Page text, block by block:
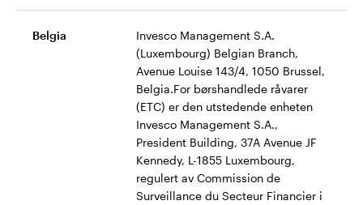
Belgia
Invesco Management S.A.
(Luxembourg) Belgian Branch,
Avenue Louise 143/4, 1050 Brussel,
Belgia.For børshandlede råvarer
(ETC) er den utstedende enheten
Invesco Management S.A.,
President Building, 37A Avenue JF
Kennedy, L-1855 Luxembourg,
regulert av Commission de
Surveillance du Secteur Financier i